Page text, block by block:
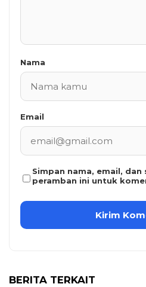
Nama
Email
Simpan nama, email,
peramban ini untuk
BERITA TERKAIT